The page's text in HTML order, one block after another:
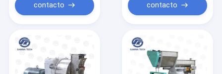
contacto contacto